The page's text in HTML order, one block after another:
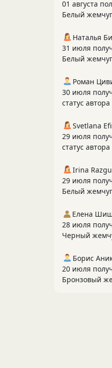
01 августа
Белый жемчуг
Наталья
31 июля
Белый жемчуг
Роман
30 июля
статус автора
Svetlana
29 июля
статус автора
Irina
29 июля
Белый жемчуг
28 июля
Черный
Борис
20 июля
Бронзовый